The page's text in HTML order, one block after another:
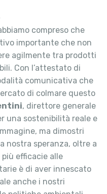
compreso che
importante che non
agilmente tra prodotti
Con l’attestato di
comunicativa che
di colmare questo
, direttore generale
una sostenibilità reale e
ma dimostri
nostra speranza, oltre a
efficacie alle
è di aver innescato
anche i nostri